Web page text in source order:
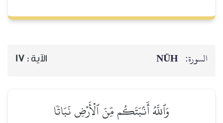
السورة: NŪH الآية : 17
وَٱللَّهُ أَنۢبَتَكُم مِّنَ ٱلۡأَرۡضِ نَبَاتٗا